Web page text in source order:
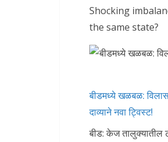
Shocking
the same state?
बीडमध्ये खळबळ:
दाव्याने नवा ट्विस्ट!
बीड: केज तालुक्यातील